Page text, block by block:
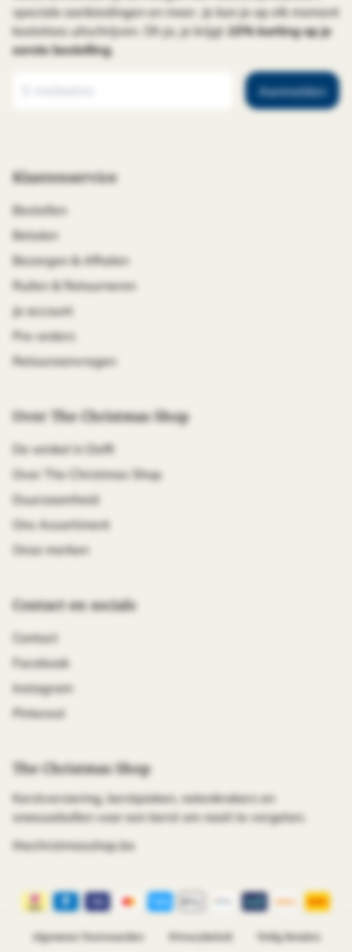
speciale aanbiedingen en meer. Je kan je op elk moment
kosteloos uitschrijven. Oh ja, je krijgt 10% korting op je
eerste bestelling.
Aanmelden
Klantenservice
Bestellen
Betalen
Bezorgen & Afhalen
Ruilen & Retourneren
Je account
Pre-orders
Retouraanvragen
Over The Christmas Shop
De winkel in Delft
Over The Christmas Shop
Duurzaamheid
Ons Assortiment
Onze merken
Contact en socials
Contact
Facebook
Instagram
Pinterest
The Christmas Shop
Kerstversiering, kerstpieken, notenkrakers en
sneeuwbollen voor een kerst om nooit te vergeten.
thechristmasshop.be
Algemene Voorwaarden Privacybeleid Veilig Betalen